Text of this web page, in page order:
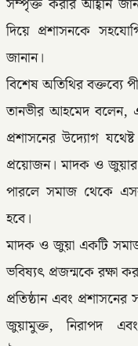
সম্পৃক্ত করার আহ্বান
দিয়ে প্রশাসনকে
জানান।
বিশেষ অতিথির বক্তব্যে
তানভীর আহমেদ বলেন,
প্রশাসনের উদ্যোগ
প্রয়োজন। মাদক ও
পারলে সমাজ থেকে
হবে।
মাদক ও জুয়া একটি
ভবিষ্যৎ প্রজন্মকে রক্ষা
প্রতিষ্ঠান এবং
জুয়ামুক্ত, নিরাপদ